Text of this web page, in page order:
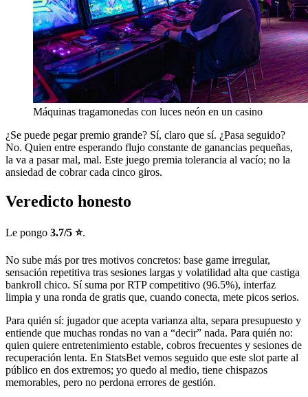
Máquinas tragamonedas con luces neón en un casino
¿Se puede pegar premio grande? Sí, claro que sí. ¿Pasa seguido?
No. Quien entre esperando flujo constante de ganancias pequeñas,
la va a pasar mal, mal. Este juego premia tolerancia al vacío; no la
ansiedad de cobrar cada cinco giros.
Veredicto honesto
Le pongo 3.7/5 ⭐.
No sube más por tres motivos concretos: base game irregular,
sensación repetitiva tras sesiones largas y volatilidad alta que castiga
bankroll chico. Sí suma por RTP competitivo (96.5%), interfaz
limpia y una ronda de gratis que, cuando conecta, mete picos serios.
Para quién sí: jugador que acepta varianza alta, separa presupuesto y
entiende que muchas rondas no van a “decir” nada. Para quién no:
quien quiere entretenimiento estable, cobros frecuentes y sesiones de
recuperación lenta. En StatsBet vemos seguido que este slot parte al
público en dos extremos; yo quedo al medio, tiene chispazos
memorables, pero no perdona errores de gestión.